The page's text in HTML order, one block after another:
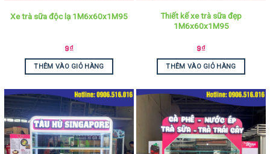
Xe trà sữa độc lạ 1M6x60x1M95
9₫
THÊM VÀO GIỎ HÀNG
Thiết kế xe trà sữa đẹp
1M6x60x1M95
9₫
THÊM VÀO GIỎ HÀNG